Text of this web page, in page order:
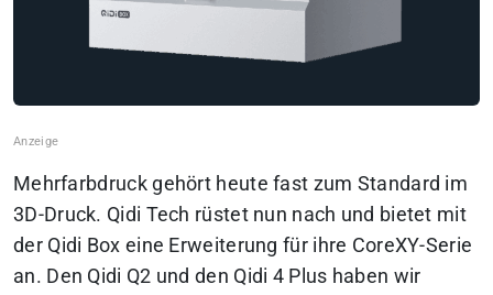
Mehrfarbdruck gehört heute fast zum Standard im
3D-Druck. Qidi Tech rüstet nun nach und bietet mit
der Qidi Box eine Erweiterung für ihre CoreXY-Serie
an. Den Qidi Q2 und den Qidi 4 Plus haben wir